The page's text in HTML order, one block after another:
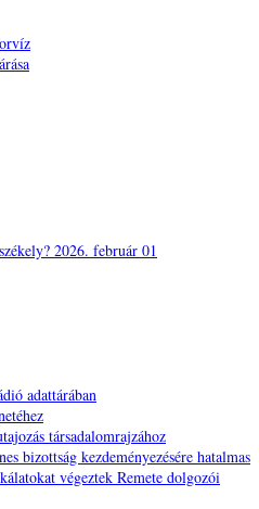
2026. február 01
adattárában
társadalomrajzához
bizottság kezdeményezésére hatalmas
végeztek Remete dolgozói